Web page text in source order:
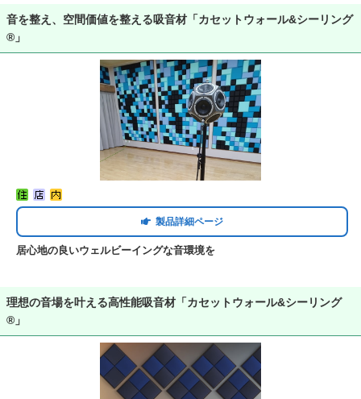
音を整え、空間価値を整える吸音材「カセットウォール&シーリング
®」
製品詳細ページ
居心地の良いウェルビーイングな音環境を
理想の音場を叶える高性能吸音材「カセットウォール&シーリング
®」